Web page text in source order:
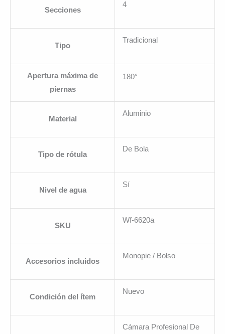
Secciones
4
Tipo
Tradicional
Apertura máxima de
piernas
180°
Material
Aluminio
Tipo de rótula
De Bola
Nivel de agua
Sí
SKU
Wf-6620a
Accesorios incluidos
Monopie / Bolso
Condición del ítem
Nuevo
Cámara Profesional De